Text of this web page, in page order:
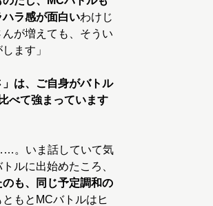
ラ感が面白いわけじ
が増えても、そうい
ます」
は、ご自身がバトル
べて強まっています
。いま話していて気
ルに出始めたころ、
も、同じ予定調和の
もとMCバトルはヒ